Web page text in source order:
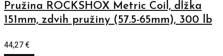
Pružina ROCKSHOX Metric Coil, dĺžka
151mm, zdvih pružiny (57.5-65mm), 300 lb
44,27 €